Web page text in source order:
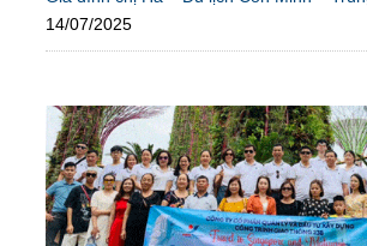
14/07/2025